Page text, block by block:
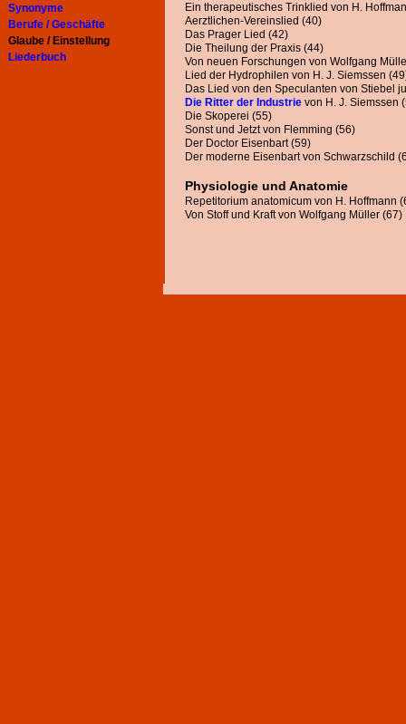
Synonyme
Berufe / Geschäfte
Glaube / Einstellung
Liederbuch
Ein therapeutisches Trinklied von H.
Aerztlichen-Vereinslied (40)
Das Prager Lied (42)
Die Theilung der Praxis (44)
Von neuen Forschungen von Wolfgang
Lied der Hydrophilen von H. J. Siemssen
Das Lied von den Speculanten von Stiebel
Die Ritter der Industrie von H. J. Siemssen
Die Skoperei (55)
Sonst und Jetzt von Flemming (56)
Der Doctor Eisenbart (59)
Der moderne Eisenbart von Schwarzschild
Physiologie und Anatomie
Repetitorium anatomicum von H. Hoffmann
Von Stoff und Kraft von Wolfgang Müller (67)